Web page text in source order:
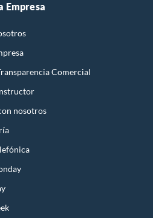
Empresa
Comercial
nosotros